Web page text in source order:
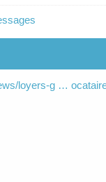
loyers-g …